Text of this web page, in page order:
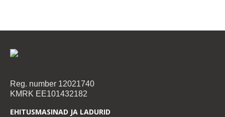
Reg. number 12021740
KMRK EE101432182
EHITUSMASINAD JA LADURID